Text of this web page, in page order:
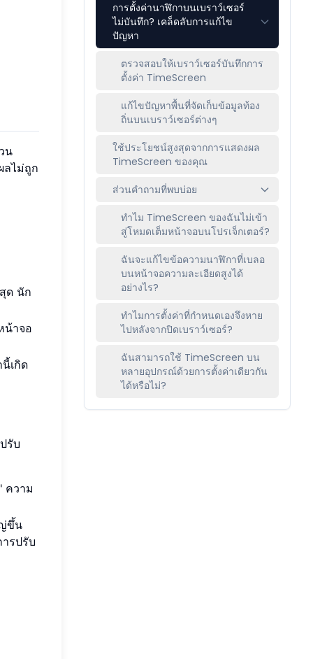
น
ลไม่ถูก
ด นัก
น้าจอ
เกิด
รับ
ความ
ขึ้น
รปรับ
การตั้งค่านาฬิกาบนเบราว์เซอร์
ไม่บันทึก? เคล็ดลับการแก้ไข
ปัญหา
ตรวจสอบให้เบราว์เซอร์บันทึกการ
ตั้งค่า TimeScreen
แก้ไขปัญหาพื้นที่จัดเก็บข้อมูลท้อง
ถิ่นบนเบราว์เซอร์ต่างๆ
ใช้ประโยชน์สูงสุดจากการแสดงผล
TimeScreen ของคุณ
ส่วนคำถามที่พบบ่อย
ทำไม TimeScreen ของฉันไม่เข้า
สู่โหมดเต็มหน้าจอบนโปรเจ็กเตอร์?
ฉันจะแก้ไขข้อความนาฬิกาที่เบลอ
บนหน้าจอความละเอียดสูงได้
อย่างไร?
ทำไมการตั้งค่าที่กำหนดเองจึงหาย
ไปหลังจากปิดเบราว์เซอร์?
ฉันสามารถใช้ TimeScreen บน
หลายอุปกรณ์ด้วยการตั้งค่าเดียวกัน
ได้หรือไม่?